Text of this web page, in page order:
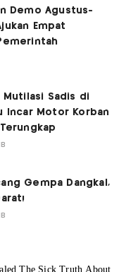
Demo Agustus-
Empat
Mutilasi Sadis di
Incar Motor Korban
Gempa Dangkal,